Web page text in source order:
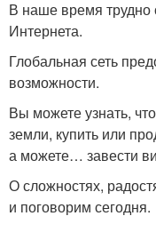
В наше время трудно
Интернета.
Глобальная сеть
возможности.
Вы можете узнать,
земли, купить или
а можете… завести
О сложностях,
и поговорим сегодня.